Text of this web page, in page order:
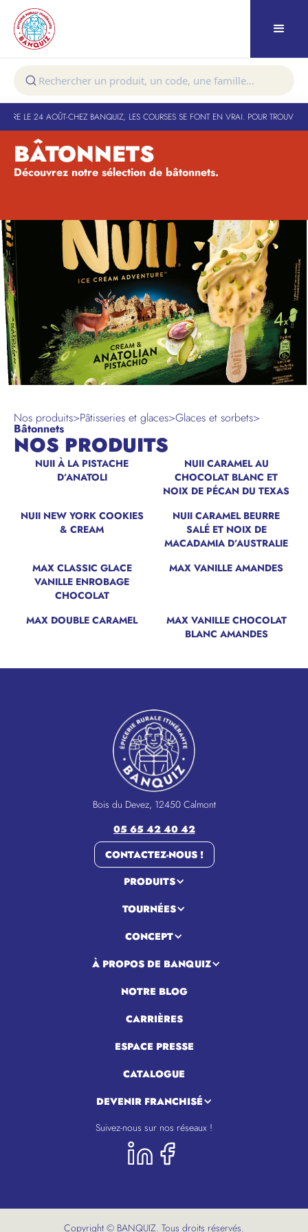
LE 24 AOÛT-CHEZ BANQUIZ, LES COURSES SE FONT EN VRAI. POUR TROUVER
BÂTONNETS
Découvrez notre sélection de bâtonnets.
Nos produits>Pâtisseries et glaces>Glaces et sorbets>
Bâtonnets
NOS PRODUITS
NOUVEAU
NUII À LA PISTACHE
D’ANATOLI
NOUVEAU
NUII CARAMEL AU
CHOCOLAT BLANC ET
NOIX DE PÉCAN DU TEXAS
NOUVEAU
NUII NEW YORK COOKIES
& CREAM
NOUVEAU
NUII CARAMEL BEURRE
SALÉ ET NOIX DE
MACADAMIA D’AUSTRALIE
MAX CLASSIC GLACE
VANILLE ENROBAGE
CHOCOLAT
MAX VANILLE AMANDES
MAX DOUBLE CARAMEL
NOUVEAU
MAX VANILLE CHOCOLAT
BLANC AMANDES
Bois du Devez, 12450 Calmont
05 65 42 40 42
CONTACTEZ-NOUS !
PRODUITS
TOURNÉES
CONCEPT
À PROPOS DE BANQUIZ
NOTRE BLOG
CARRIÈRES
ESPACE PRESSE
CATALOGUE
DEVENIR FRANCHISÉ
Suivez-nous sur nos réseaux !
Copyright © BANQUIZ. Tous droits réservés.